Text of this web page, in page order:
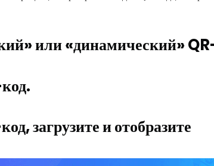
или «динамический»
загрузите и отобразите